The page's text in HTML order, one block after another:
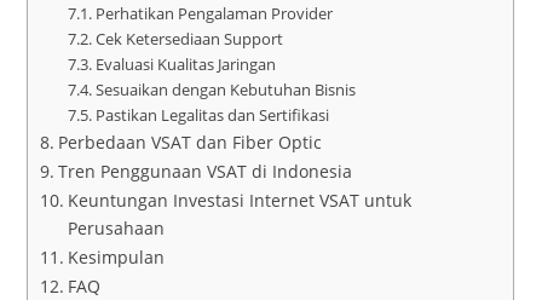
Perhatikan Pengalaman Provider
Cek Ketersediaan Support
Evaluasi Kualitas Jaringan
Sesuaikan dengan Kebutuhan Bisnis
Pastikan Legalitas dan Sertifikasi
Perbedaan VSAT dan Fiber Optic
Tren Penggunaan VSAT di Indonesia
Keuntungan Investasi Internet VSAT untuk
Perusahaan
Kesimpulan
FAQ